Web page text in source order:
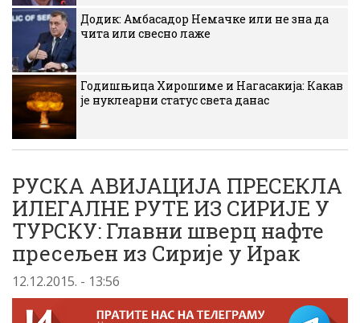
Додик: Амбасадор Немачке или не зна да
чита или свесно лаже
Годишњица Хирошиме и Нагасакија: Какав
је нуклеарни статус света данас
РУСКА АВИЈАЦИЈА ПРЕСЕКЛА
ИЛЕГАЛНЕ РУТЕ ИЗ СИРИЈЕ У
ТУРСКУ: Главни шверц нафте
пресељен из Сирије у Ирак
12.12.2015. - 13:56